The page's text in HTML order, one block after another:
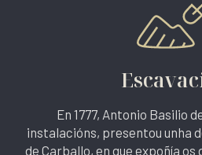
En 1777, Antonio Basilio
instalacións, presentou unha
de Carballo, en que expoñía os